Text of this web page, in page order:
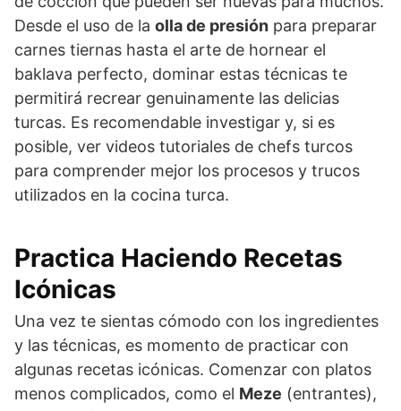
Desde el uso de la olla de presión para preparar
carnes tiernas hasta el arte de hornear el
baklava perfecto, dominar estas técnicas te
permitirá recrear genuinamente las delicias
turcas. Es recomendable investigar y, si es
posible, ver videos tutoriales de chefs turcos
para comprender mejor los procesos y trucos
utilizados en la cocina turca.
Practica Haciendo Recetas
Icónicas
Una vez te sientas cómodo con los ingredientes
y las técnicas, es momento de practicar con
algunas recetas icónicas. Comenzar con platos
menos complicados, como el Meze (entrantes),